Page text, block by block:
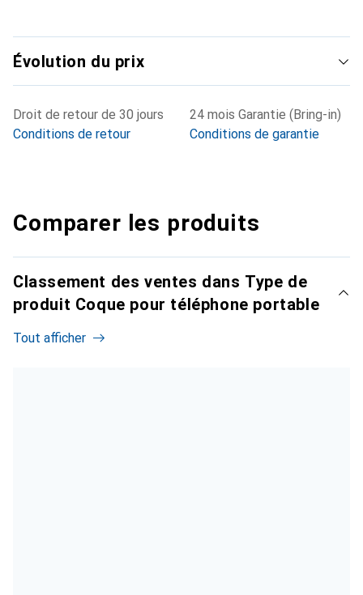
Évolution du prix
Droit de retour de 30 jours
Conditions de retour
24 mois Garantie (Bring-in)
Conditions de garantie
Comparer les produits
Classement des ventes dans Type de
produit Coque pour téléphone portable
Tout afficher